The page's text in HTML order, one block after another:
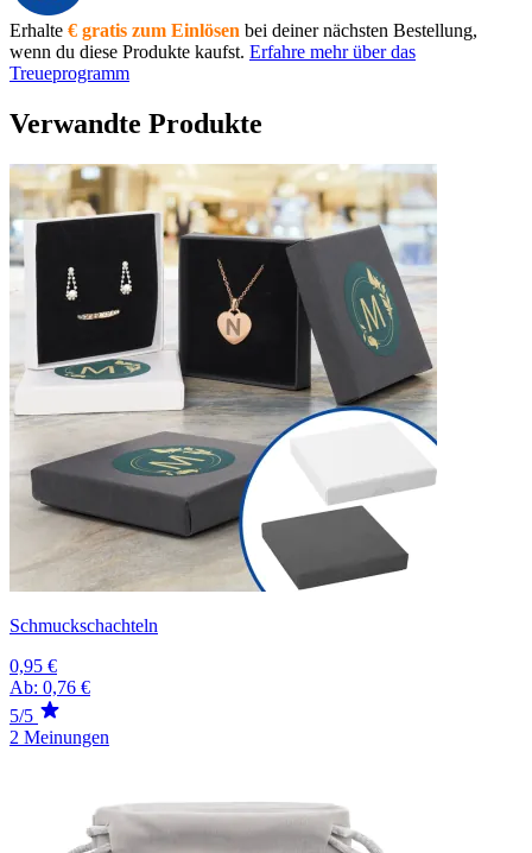
Erhalte € gratis zum Einlösen bei deiner nächsten Bestellung,
wenn du diese Produkte kaufst. Erfahre mehr über das
Treueprogramm
Verwandte Produkte
Schmuckschachteln
0,95 €
Ab: 0,76 €
5/5
2 Meinungen